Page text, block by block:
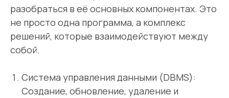
разобраться в её основных компонентах. Это
не просто одна программа, а комплекс
решений, которые взаимодействуют между
собой.
Система управления данными (DBMS):
Создание, обновление, удаление и